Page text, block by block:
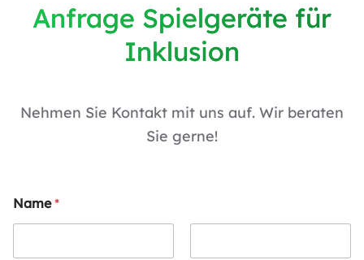
Anfrage Spielgeräte für
Inklusion
Nehmen Sie Kontakt mit uns auf. Wir beraten
Sie gerne!
Name*